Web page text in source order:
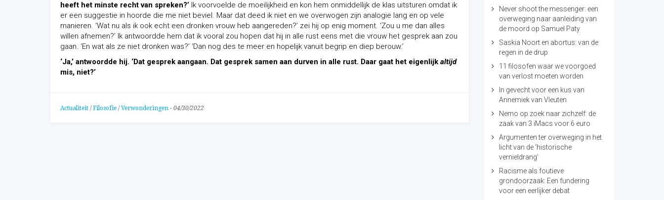
heeft het minste recht van spreken?’ Ik voorvoelde de moeilijkheid en kon hem onmiddellijk de klas uitsturen omdat ik
er een suggestie in hoorde die me niet beviel. Maar dat deed ik niet en we overwogen zijn analogie lang en op vele
manieren. ‘Wat nu als ik ook echt een dronken vrouw heb aangereden?’ zei hij op enig moment. ‘Zou u me dan alles
willen afnemen?’ Ik antwoordde hem dat ik vooral zou hopen dat hij in alle rust eens met die vrouw het gesprek aan zou
gaan. ‘En wat als ze niet dronken was?’ ‘Dan nog des te meer en hopelijk vanuit begrip en diep berouw.’
‘Ja,’ antwoordde hij. ‘Dat gesprek aangaan. Dat gesprek samen aan durven in alle rust. Daar gaat het eigenlijk altijd
mis, niet?’
Actualiteit / Filosofie / Verwonderingen - 04/30/2022
Never shoot the messenger: een
overweging naar aanleiding van
de moord op Samuel Paty
Saskia Noort en abortus: van de
regen in de drup
11 filosofen waar we voorgoed
van verlost moeten worden
In gevecht voor een kus van
Annemiek van Vleuten
Nemo op zoek naar zichzelf: de
zaak van 3 iMacs voor 6 euro
Argumenten ter overweging in het
licht van de ‘historische
vernieldrang’
Racisme als foutieve
grondoorzaak: Een fundering
voor een eerlijker debat